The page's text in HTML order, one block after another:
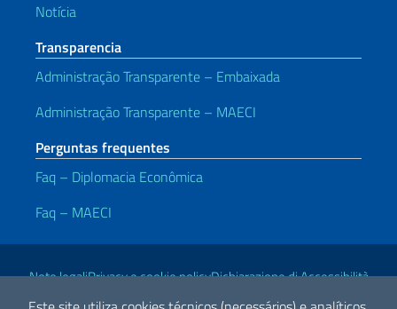
Notícia
Transparencia
Administração Transparente – Embaixada
Administração Transparente – MAECI
Perguntas frequentes
Faq – Diplomacia Econômica
Faq – MAECI
Links Úteis
Note legaliPrivacy e cookie policyDichiarazione di Accessibilità